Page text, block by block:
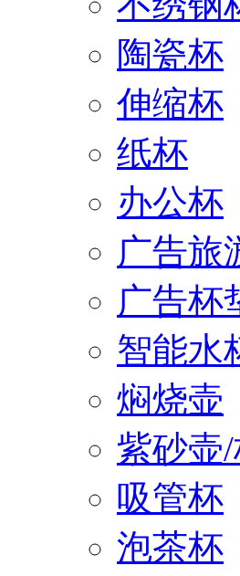
陶瓷杯
伸缩杯
纸杯
办公杯
广告旅
广告杯
智能水
焖烧壶
紫砂壶
吸管杯
泡茶杯